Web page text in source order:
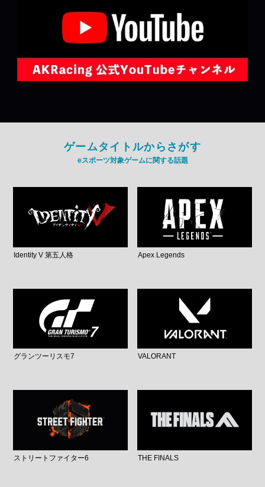
ゲームタイトルからさがす
eスポーツ対象ゲームに関する話題
Identity V 第五人格 Apex Legends
グランツーリスモ7 VALORANT
ストリートファイター6 THE FINALS